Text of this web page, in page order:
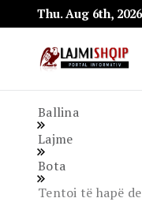
Thu. Aug 6th, 2026
Ballina
Lajme
Bota
Tentoi të hapë